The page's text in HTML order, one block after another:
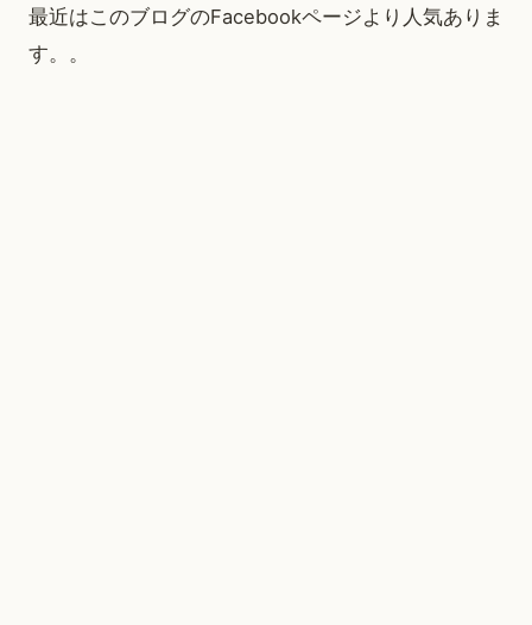
最近はこのブログのFacebookページより人気ありま
す。。